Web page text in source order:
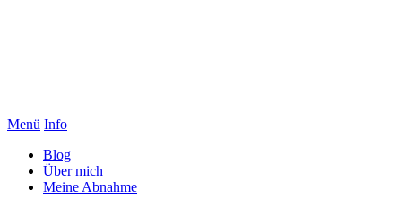
Menü Info
Blog
Über mich
Meine Abnahme